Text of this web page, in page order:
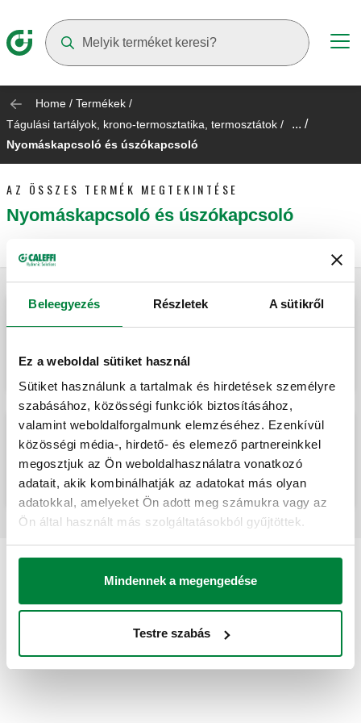
Beleegyezés Részletek A sütikről
Ez a weboldal sütiket használ
Sütiket használunk a tartalmak és hirdetések személyre
szabásához, közösségi funkciók biztosításához,
valamint weboldalforgalmunk elemzéséhez. Ezenkívül
közösségi média-, hirdető- és elemező partnereinkkel
megosztjuk az Ön weboldalhasználatra vonatkozó
adatait, akik kombinálhatják az adatokat más olyan
adatokkal, amelyeket Ön adott meg számukra vagy az
Ön által használt más szolgáltatásokból gyűjtöttek.
Mindennek a megengedése
Testre szabás
Home / Termékek /
Tágulási tartályok, krono-termosztatika, termosztátok / ... /
Nyomáskapcsoló és úszókapcsoló
AZ ÖSSZES TERMÉK MEGTEKINTÉSE
Nyomáskapcsoló és úszókapcsoló
Úszókapcsoló, 250 V 10 A.